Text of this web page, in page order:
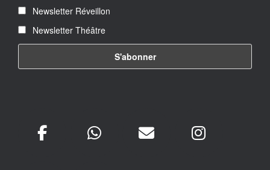
Newsletter Réveillon
Newsletter Théâtre